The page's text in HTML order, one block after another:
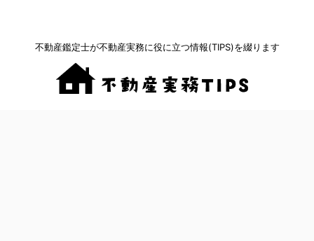
不動産鑑定士が不動産実務に役に立つ情報(TIPS)を綴ります